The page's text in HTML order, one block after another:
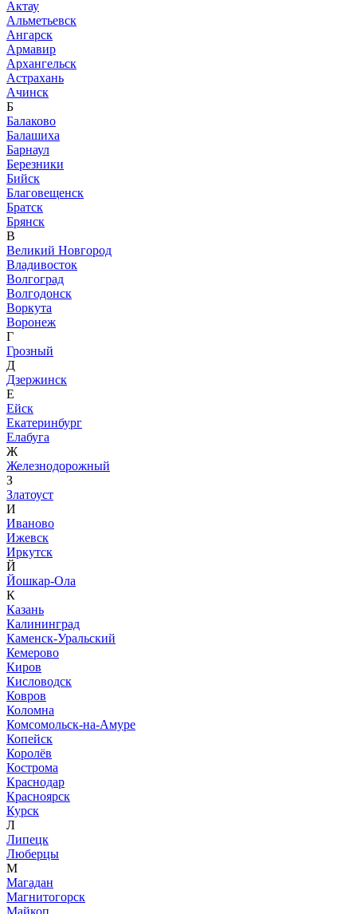
Актау
Альметьевск
Ангарск
Армавир
Архангельск
Астрахань
Ачинск
Б
Балаково
Балашиха
Барнаул
Березники
Бийск
Благовещенск
Братск
Брянск
В
Великий Новгород
Владивосток
Волгоград
Волгодонск
Воркута
Воронеж
Г
Грозный
Д
Дзержинск
Е
Ейск
Екатеринбург
Елабуга
Ж
Железнодорожный
З
Златоуст
И
Иваново
Ижевск
Иркутск
Й
Йошкар-Ола
К
Казань
Калининград
Каменск-Уральский
Кемерово
Киров
Кисловодск
Ковров
Коломна
Комсомольск-на-Амуре
Копейск
Королёв
Кострома
Краснодар
Красноярск
Курск
Л
Липецк
Люберцы
М
Магадан
Магнитогорск
Майкоп